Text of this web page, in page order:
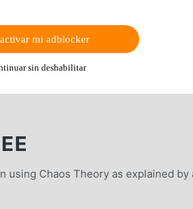
using Chaos Theory as explained by
mi adblocker
sin deshabilitar